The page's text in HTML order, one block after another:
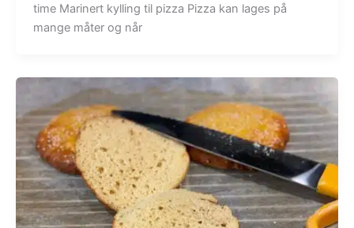
time Marinert kylling til pizza Pizza kan lages på
mange måter og når